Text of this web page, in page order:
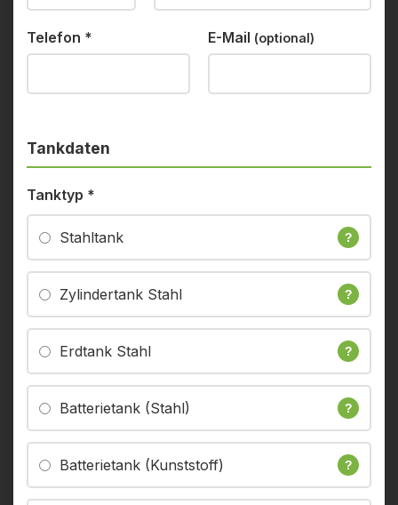
Telefon * E-Mail (optional)
Tankdaten
Tanktyp *
Stahltank ?
Zylindertank Stahl ?
Erdtank Stahl ?
Batterietank (Stahl) ?
Batterietank (Kunststoff) ?